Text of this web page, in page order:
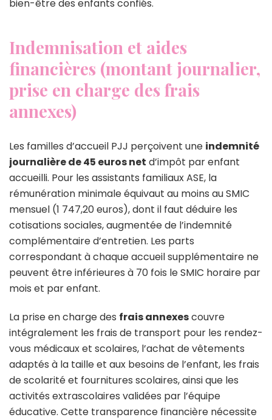
bien-être des enfants confiés.
Indemnisation et aides
financières (montant journalier,
prise en charge des frais
annexes)
Les familles d’accueil PJJ perçoivent une indemnité
journalière de 45 euros net d’impôt par enfant
accueilli. Pour les assistants familiaux ASE, la
rémunération minimale équivaut au moins au SMIC
mensuel (1 747,20 euros), dont il faut déduire les
cotisations sociales, augmentée de l’indemnité
complémentaire d’entretien. Les parts
correspondant à chaque accueil supplémentaire ne
peuvent être inférieures à 70 fois le SMIC horaire par
mois et par enfant.
La prise en charge des frais annexescouvre
intégralement les frais de transport pour les rendez-
vous médicaux et scolaires, l’achat de vêtements
adaptés à la taille et aux besoins de l’enfant, les frais
de scolarité et fournitures scolaires, ainsi que les
activités extrascolaires validées par l’équipe
éducative. Cette transparence financière nécessite